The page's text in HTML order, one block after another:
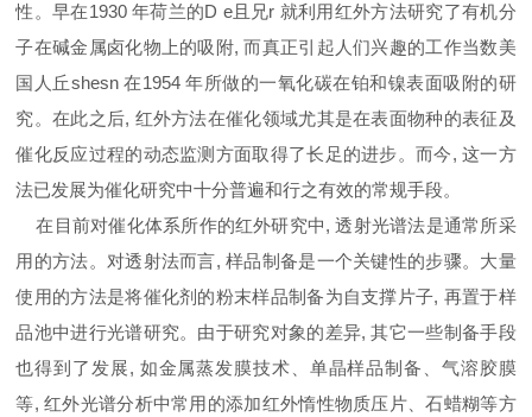
性。早在1930 年荷兰的D e且兄r 就利用红外方法研究了有机分
子在碱金属卤化物上的吸附, 而真正引起人们兴趣的工作当数美
国人丘shesn 在1954 年所做的一氧化碳在铂和镍表面吸附的研
究。在此之后, 红外方法在催化领域尤其是在表面物种的表征及
催化反应过程的动态监测方面取得了长足的进步。而今, 这一方
法已发展为催化研究中十分普遍和行之有效的常规手段。
在目前对催化体系所作的红外研究中, 透射光谱法是通常所采
用的方法。对透射法而言, 样品制备是一个关键性的步骤。大量
使用的方法是将催化剂的粉末样品制备为自支撑片子, 再置于样
品池中进行光谱研究。由于研究对象的差异, 其它一些制备手段
也得到了发展, 如金属蒸发膜技术、单晶样品制备、气溶胶膜
等, 红外光谱分析中常用的添加红外惰性物质压片、石蜡糊等方